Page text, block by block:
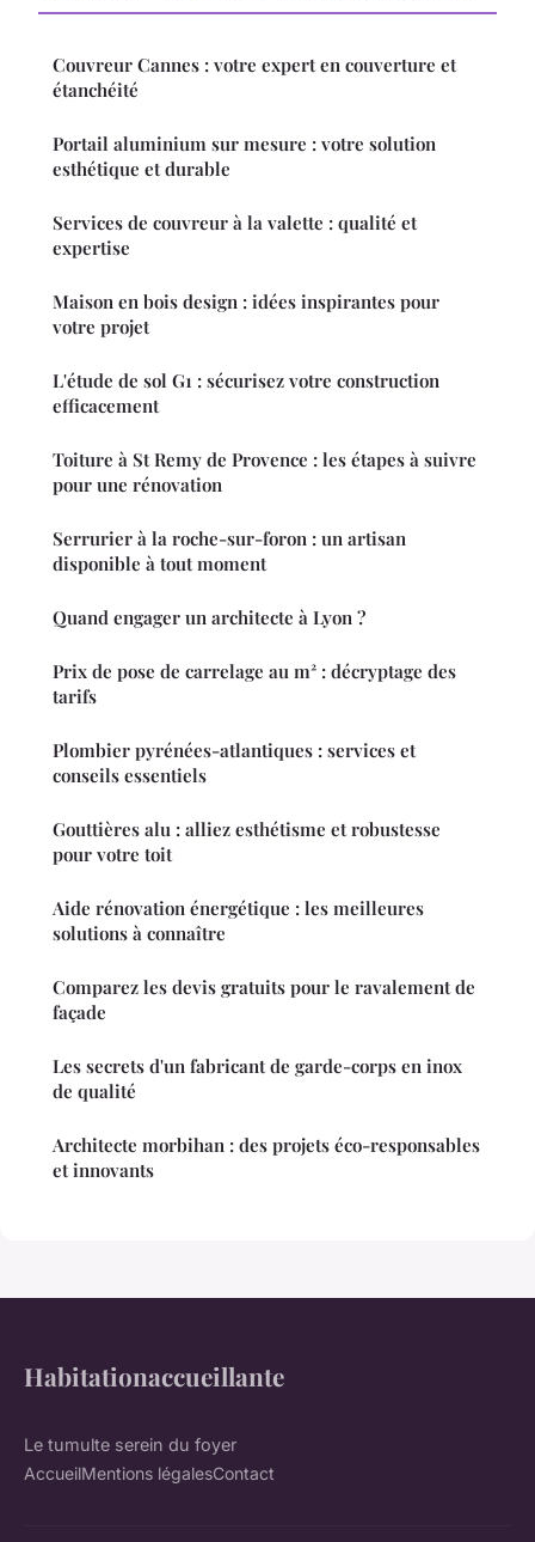
Couvreur Cannes : votre expert en couverture et
étanchéité
Portail aluminium sur mesure : votre solution
esthétique et durable
Services de couvreur à la valette : qualité et
expertise
Maison en bois design : idées inspirantes pour
votre projet
L'étude de sol G1 : sécurisez votre construction
efficacement
Toiture à St Remy de Provence : les étapes à suivre
pour une rénovation
Serrurier à la roche-sur-foron : un artisan
disponible à tout moment
Quand engager un architecte à Lyon ?
Prix de pose de carrelage au m² : décryptage des
tarifs
Plombier pyrénées-atlantiques : services et
conseils essentiels
Gouttières alu : alliez esthétisme et robustesse
pour votre toit
Aide rénovation énergétique : les meilleures
solutions à connaître
Comparez les devis gratuits pour le ravalement de
façade
Les secrets d'un fabricant de garde-corps en inox
de qualité
Architecte morbihan : des projets éco-responsables
et innovants
Habitationaccueillante
Le tumulte serein du foyer
AccueilMentions légalesContact